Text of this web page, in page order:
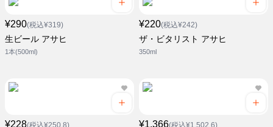
¥290(税込¥319)
生ビール アサヒ
1本(500ml)
¥220(税込¥242)
ザ・ビタリスト アサヒ
350ml
¥228(税込¥250.8) ¥1,366(税込¥1,502.6)